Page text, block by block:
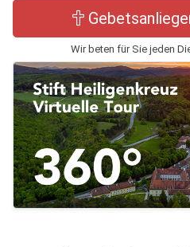
Wir beten für Sie jeden